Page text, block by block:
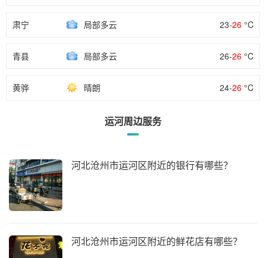
肃宁 局部多云 23-26 °C
青县 局部多云 26-26 °C
黄骅 晴朗 24-26 °C
运河周边服务
河北沧州市运河区附近的银行有哪些？
河北沧州市运河区附近的鲜花店有哪些？